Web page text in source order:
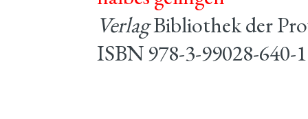
VerlagBibliothek der
ISBN 978-3-99028-640-1